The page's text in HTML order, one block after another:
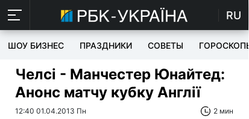
RU
ШОУ БИЗНЕС ПРАЗДНИКИ СОВЕТЫ ГОРОСКОПЫ
Челсі - Манчестер Юнайтед:
Анонс матчу кубку Англії
12:40 01.04.2013 Пн 2 мин